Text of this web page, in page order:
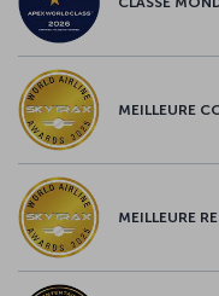
MEILLEURE
MEILLEURE